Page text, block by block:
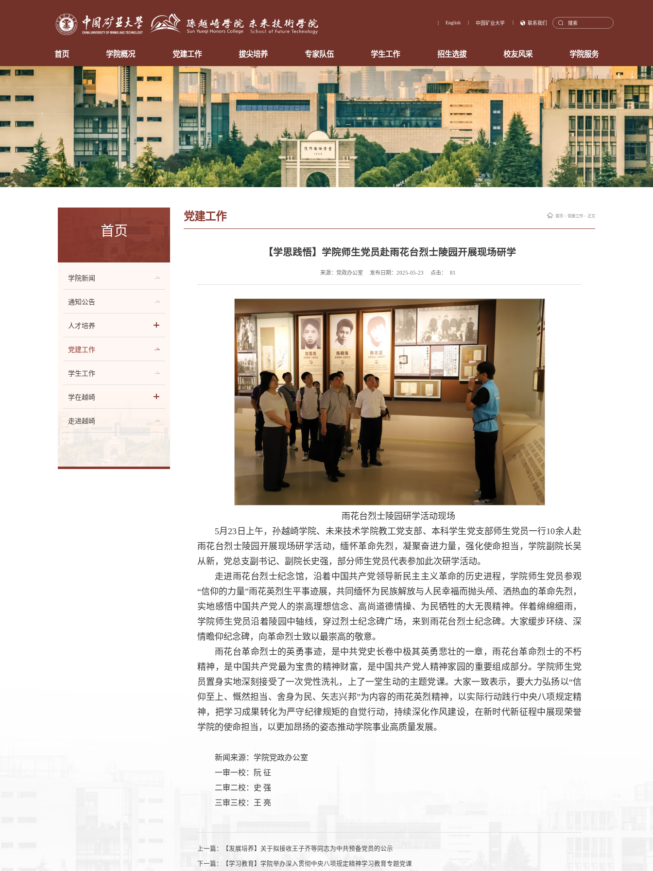
English 中国矿业大学 联系我们
首页 学院概况 党建工作 拔尖培养 专家队伍 学生工作 招生选拔 校友风采 学院服务
首页
学院新闻
通知公告
人才培养
党建工作
学生工作
学在越崎
走进越崎
党建工作 首页 > 党建工作 > 正文
【学思践悟】学院师生党员赴雨花台烈士陵园开展现场研学
来源：党政办公室 发布日期：2025-05-23 点击： 81
雨花台烈士陵园研学活动现场
5月23日上午，孙越崎学院、未来技术学院教工党支部、本科学生党支部师生党员一行10余人赴
雨花台烈士陵园开展现场研学活动，缅怀革命先烈，凝聚奋进力量，强化使命担当，学院副院长吴
从新，党总支副书记、副院长史强，部分师生党员代表参加此次研学活动。
走进雨花台烈士纪念馆，沿着中国共产党领导新民主主义革命的历史进程，学院师生党员参观
“信仰的力量”雨花英烈生平事迹展，共同缅怀为民族解放与人民幸福而抛头颅、洒热血的革命先烈，
实地感悟中国共产党人的崇高理想信念、高尚道德情操、为民牺牲的大无畏精神。伴着绵绵细雨，
学院师生党员沿着陵园中轴线，穿过烈士纪念碑广场，来到雨花台烈士纪念碑。大家缓步环绕、深
情瞻仰纪念碑，向革命烈士致以最崇高的敬意。
雨花台革命烈士的英勇事迹，是中共党史长卷中极其英勇悲壮的一章，雨花台革命烈士的不朽
精神，是中国共产党最为宝贵的精神财富，是中国共产党人精神家园的重要组成部分。学院师生党
员置身实地深刻接受了一次党性洗礼，上了一堂生动的主题党课。大家一致表示，要大力弘扬以“信
仰至上、慨然担当、舍身为民、矢志兴邦”为内容的雨花英烈精神，以实际行动践行中央八项规定精
神，把学习成果转化为严守纪律规矩的自觉行动，持续深化作风建设，在新时代新征程中展现荣誉
学院的使命担当，以更加昂扬的姿态推动学院事业高质量发展。
新闻来源：学院党政办公室
一审一校：阮 征
二审二校：史 强
三审三校：王 亮
上一篇： 【发展培养】关于拟接收王子齐等同志为中共预备党员的公示
下一篇： 【学习教育】学院举办深入贯彻中央八项规定精神学习教育专题党课